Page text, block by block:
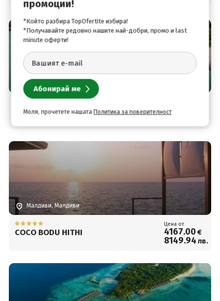
Малдиви, Малдиви
FUSHIFARU MALDIVES 4161
8138
Малдиви, Малдиви
COCO BODU HITHI
Цена от
4167.00 €
8149.94 лв.
промоции!
*Който разбира TopOfertite избира!
*Получавайте редовно нашите най-добри, промо и last
minute оферти!
Моля, прочетете нашата Политика за поверителност